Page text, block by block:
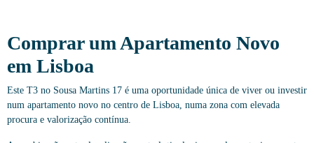
Comprar um Apartamento Novo
em Lisboa
Este T3 no Sousa Martins 17 é uma oportunidade única de viver ou investir
num apartamento novo no centro de Lisboa, numa zona com elevada
procura e valorização contínua.